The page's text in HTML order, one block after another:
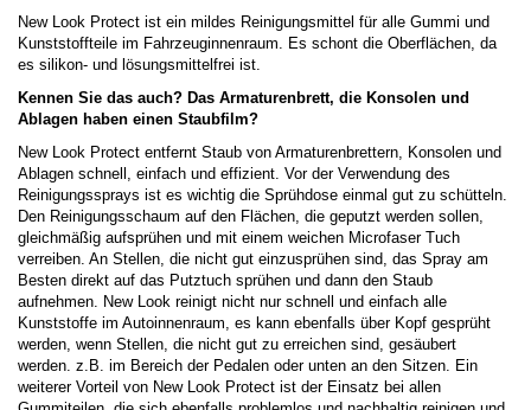
New Look Protect ist ein mildes Reinigungsmittel für alle Gummi und
Kunststoffteile im Fahrzeuginnenraum. Es schont die Oberflächen, da
es silikon- und lösungsmittelfrei ist.
Kennen Sie das auch? Das Armaturenbrett, die Konsolen und
Ablagen haben einen Staubfilm?
New Look Protect entfernt Staub von Armaturenbrettern, Konsolen und
Ablagen schnell, einfach und effizient. Vor der Verwendung des
Reinigungssprays ist es wichtig die Sprühdose einmal gut zu schütteln.
Den Reinigungsschaum auf den Flächen, die geputzt werden sollen,
gleichmäßig aufsprühen und mit einem weichen Microfaser Tuch
verreiben. An Stellen, die nicht gut einzusprühen sind, das Spray am
Besten direkt auf das Putztuch sprühen und dann den Staub
aufnehmen. New Look reinigt nicht nur schnell und einfach alle
Kunststoffe im Autoinnenraum, es kann ebenfalls über Kopf gesprüht
werden, wenn Stellen, die nicht gut zu erreichen sind, gesäubert
werden. z.B. im Bereich der Pedalen oder unten an den Sitzen. Ein
weiterer Vorteil von New Look Protect ist der Einsatz bei allen